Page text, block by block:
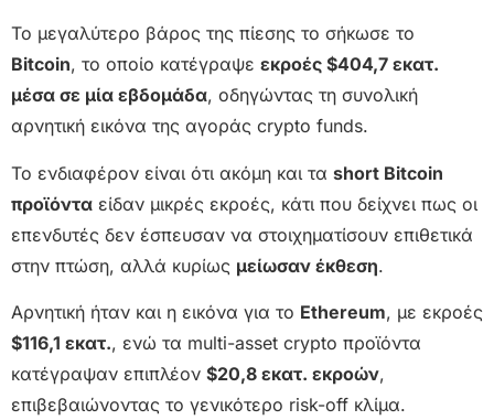
Το μεγαλύτερο βάρος της πίεσης το σήκωσε το
Bitcoin, το οποίο κατέγραψε εκροές $404,7 εκατ.
μέσα σε μία εβδομάδα, οδηγώντας τη συνολική
αρνητική εικόνα της αγοράς crypto funds.
Το ενδιαφέρον είναι ότι ακόμη και τα short Bitcoin
προϊόντα είδαν μικρές εκροές, κάτι που δείχνει πως οι
επενδυτές δεν έσπευσαν να στοιχηματίσουν επιθετικά
στην πτώση, αλλά κυρίως μείωσαν έκθεση.
Αρνητική ήταν και η εικόνα για το Ethereum, με εκροές
$116,1 εκατ., ενώ τα multi-asset crypto προϊόντα
κατέγραψαν επιπλέον $20,8 εκατ. εκροών,
επιβεβαιώνοντας το γενικότερο risk-off κλίμα.